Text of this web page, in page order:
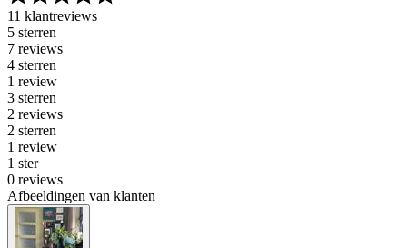
11 klantreviews
5 sterren
7 reviews
4 sterren
1 review
3 sterren
2 reviews
2 sterren
1 review
1 ster
0 reviews
Afbeeldingen van klanten